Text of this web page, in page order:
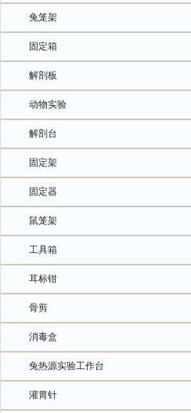
兔笼架
固定箱
解剖板
动物实验
解剖台
固定架
固定器
鼠笼架
工具箱
耳标钳
骨剪
消毒盒
兔热源实验工作台
灌胃针